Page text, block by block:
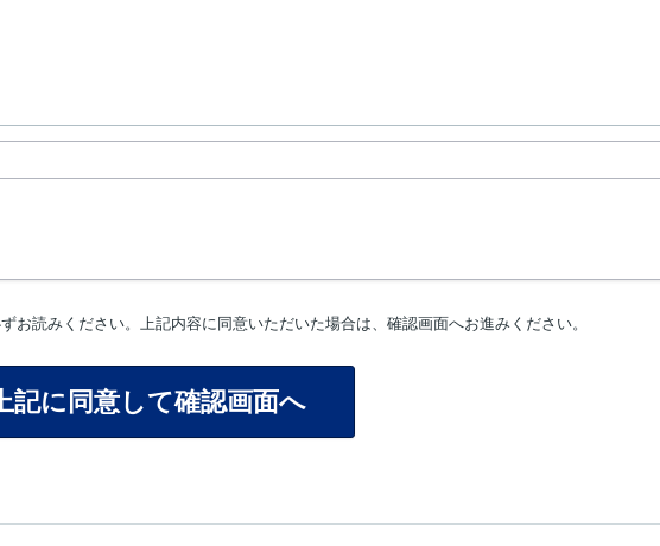
お読みください。上記内容に同意いただいた場合は、確認画面へお進みください。